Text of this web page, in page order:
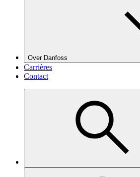
Over Danfoss
Carrières
Contact